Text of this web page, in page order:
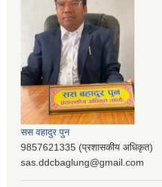
सस वहादुर पुन
9857621335 (प्रशासकीय अधिकृत)
sas.ddcbaglung@gmail.com